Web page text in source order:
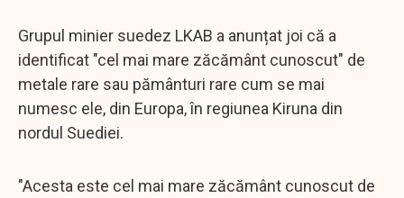
Grupul minier suedez LKAB a anunțat joi că a
identificat "cel mai mare zăcământ cunoscut" de
metale rare sau pământuri rare cum se mai
numesc ele, din Europa, în regiunea Kiruna din
nordul Suediei.
"Acesta este cel mai mare zăcământ cunoscut de